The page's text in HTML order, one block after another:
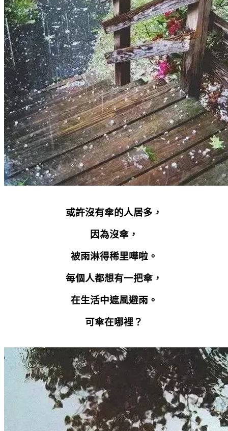
或許沒有傘的人居多，
因為沒傘，
被雨淋得稀里嘩啦。
每個人都想有一把傘，
在生活中遮風避雨。
可傘在哪裡？